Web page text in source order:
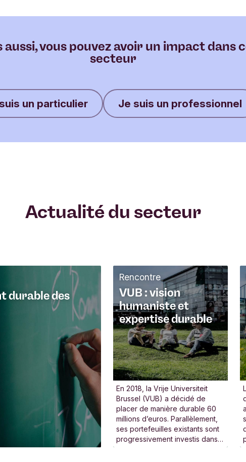
aussi, vous pouvez avoir un impact dans
secteur
un particulier Je suis un professionnel
Actualité du secteur
durable des
VUB : vision
humaniste et
expertise durable
Rencontre
En 2018, la Vrije Universiteit
Brussel (VUB) a décidé de
placer de manière durable 60
millions d’euros. Parallèlement,
ses portefeuilles existants sont
progressivement investis dans